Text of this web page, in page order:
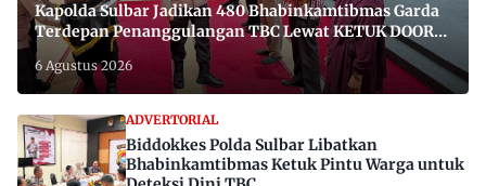
Kapolda Sulbar Jadikan 480 Bhabinkamtibmas Garda
Terdepan Penanggulangan TBC Lewat KETUK DOORS
di 650 Desa
6 Agustus 2026
ADVERTORIAL
Biddokkes Polda Sulbar Libatkan
Bhabinkamtibmas Ketuk Pintu Warga untuk